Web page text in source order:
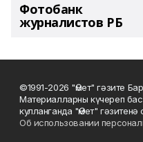
Фотобанк
журналистов РБ
©1991-2026 "Өмет" гәзите
Материалларны күчереп
кулланганда "Өмет"
Об использовании